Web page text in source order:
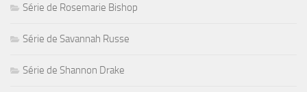
Série de Rosemarie Bishop
Série de Savannah Russe
Série de Shannon Drake